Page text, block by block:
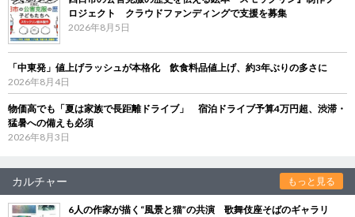
ロジェクト クラウドファンディングで支援を募集
2026年8月5日
「中東発」値上げラッシュが本格化 飲食料品値上げ、約3年ぶりの多さに
2026年8月4日
物価高でも「夏は家族で長距離ドライブ」 宿泊ドライブ予算4万円超、渋滞・
猛暑への備えも必須
2026年8月3日
カルチャー もっと見る
6人の作家が描く“風景と猫”の共演 歌舞伎座そばのギャラリ